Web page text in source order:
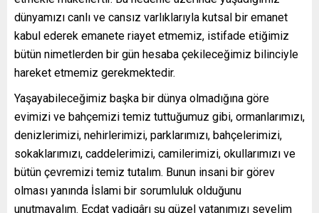
dünyamızı canlı ve cansız varlıklarıyla kutsal bir emanet
kabul ederek emanete riayet etmemiz, istifade etiğimiz
bütün nimetlerden bir gün hesaba çekileceğimiz bilinciyle
hareket etmemiz gerekmektedir.
Yaşayabileceğimiz başka bir dünya olmadığına göre
evimizi ve bahçemizi temiz tuttuğumuz gibi, ormanlarımızı,
denizlerimizi, nehirlerimizi, parklarımızı, bahçelerimizi,
sokaklarımızı, caddelerimizi, camilerimizi, okullarımızı ve
bütün çevremizi temiz tutalım. Bunun insani bir görev
olması yanında İslami bir sorumluluk olduğunu
unutmayalım. Ecdat yadigârı şu güzel vatanımızı sevelim